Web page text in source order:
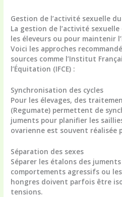
Gestion de l’activité sexuelle
La gestion de l’activité sexuelle
les éleveurs ou pour maintenir
Voici les approches
sources comme l’Institut
l’Équitation (IFCE) :
Synchronisation des cycles
Pour les élevages, des
(Regumate) permettent de
juments pour planifier les
ovarienne est souvent réalisée
Séparation des sexes
Séparer les étalons des
comportements agressifs ou
hongres doivent parfois être
tensions.